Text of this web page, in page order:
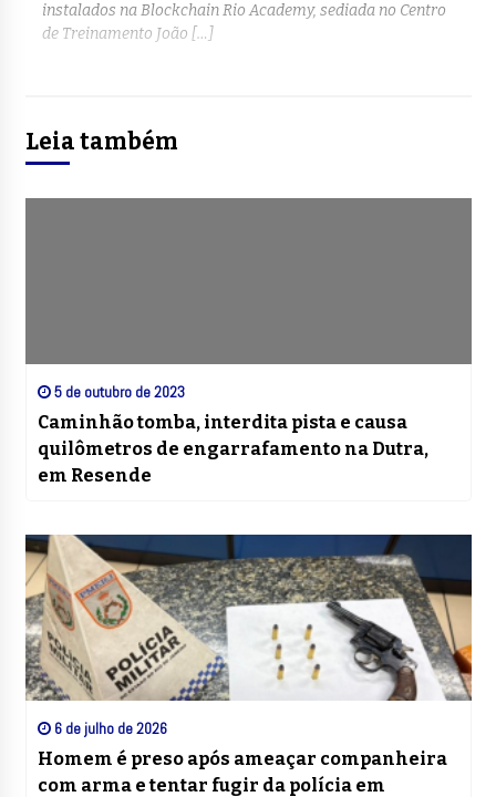
instalados na Blockchain Rio Academy, sediada no Centro
de Treinamento João […]
Leia também
5 de outubro de 2023
Caminhão tomba, interdita pista e causa
quilômetros de engarrafamento na Dutra,
em Resende
6 de julho de 2026
Homem é preso após ameaçar companheira
com arma e tentar fugir da polícia em